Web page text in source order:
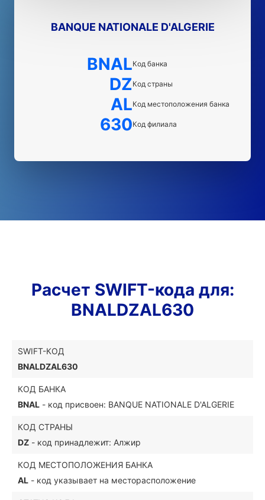
BANQUE NATIONALE D'ALGERIE
BNALКод банка
DZКод страны
ALКод местоположения банка
630Код филиала
Расчет SWIFT-кода для:
BNALDZAL630
SWIFT-КОД
BNALDZAL630
КОД БАНКА
BNAL - код присвоен: BANQUE NATIONALE D'ALGERIE
КОД СТРАНЫ
DZ - код принадлежит: Алжир
КОД МЕСТОПОЛОЖЕНИЯ БАНКА
AL - код указывает на месторасположение